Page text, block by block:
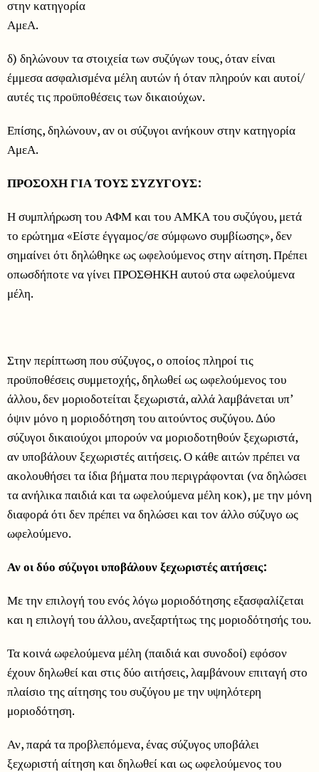
στην κατηγορία
ΑμεΑ.
δ) δηλώνουν τα στοιχεία των συζύγων τους, όταν είναι
έμμεσα ασφαλισμένα μέλη αυτών ή όταν πληρούν και αυτοί/
αυτές τις προϋποθέσεις των δικαιούχων.
Επίσης, δηλώνουν, αν οι σύζυγοι ανήκουν στην κατηγορία
ΑμεΑ.
ΠΡΟΣΟΧΗ ΓΙΑ ΤΟΥΣ ΣΥΖΥΓΟΥΣ:
Η συμπλήρωση του ΑΦΜ και του ΑΜΚΑ του συζύγου, μετά
το ερώτημα «Είστε έγγαμος/σε σύμφωνο συμβίωσης», δεν
σημαίνει ότι δηλώθηκε ως ωφελούμενος στην αίτηση. Πρέπει
οπωσδήποτε να γίνει ΠΡΟΣΘΗΚΗ αυτού στα ωφελούμενα
μέλη.
Στην περίπτωση που σύζυγος, ο οποίος πληροί τις
προϋποθέσεις συμμετοχής, δηλωθεί ως ωφελούμενος του
άλλου, δεν μοριοδοτείται ξεχωριστά, αλλά λαμβάνεται υπ’
όψιν μόνο η μοριοδότηση του αιτούντος συζύγου. Δύο
σύζυγοι δικαιούχοι μπορούν να μοριοδοτηθούν ξεχωριστά,
αν υποβάλουν ξεχωριστές αιτήσεις. Ο κάθε αιτών πρέπει να
ακολουθήσει τα ίδια βήματα που περιγράφονται (να δηλώσει
τα ανήλικα παιδιά και τα ωφελούμενα μέλη κοκ), με την μόνη
διαφορά ότι δεν πρέπει να δηλώσει και τον άλλο σύζυγο ως
ωφελούμενο.
Αν οι δύο σύζυγοι υποβάλουν ξεχωριστές αιτήσεις:
Με την επιλογή του ενός λόγω μοριοδότησης εξασφαλίζεται
και η επιλογή του άλλου, ανεξαρτήτως της μοριοδότησής του.
Τα κοινά ωφελούμενα μέλη (παιδιά και συνοδοί) εφόσον
έχουν δηλωθεί και στις δύο αιτήσεις, λαμβάνουν επιταγή στο
πλαίσιο της αίτησης του συζύγου με την υψηλότερη
μοριοδότηση.
Αν, παρά τα προβλεπόμενα, ένας σύζυγος υποβάλει
ξεχωριστή αίτηση και δηλωθεί και ως ωφελούμενος του